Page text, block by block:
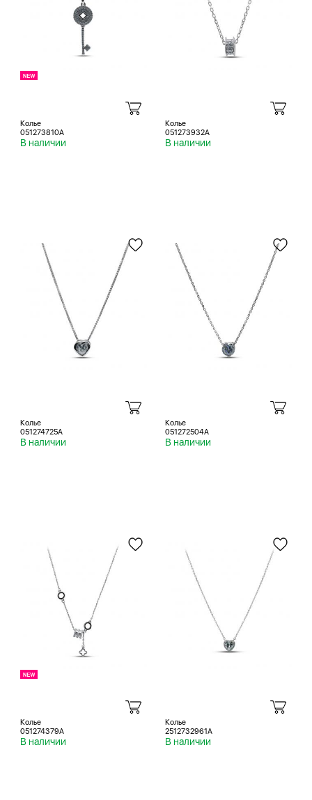
Колье
051273810A
В наличии
Колье
051273932A
В наличии
Колье
051274725A
В наличии
Колье
051272504A
В наличии
Колье
051274379A
В наличии
Колье
2512732961A
В наличии